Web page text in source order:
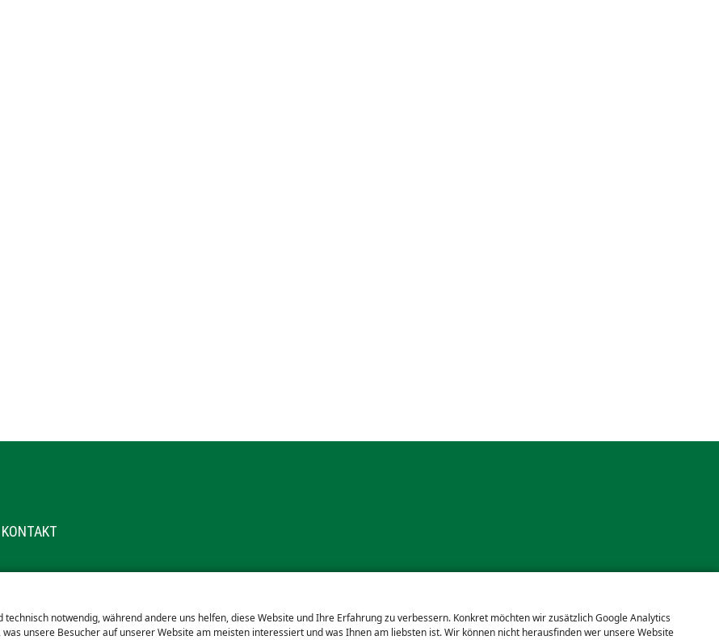
KONTAKT
notwendig, während andere uns helfen, diese Website und Ihre Erfahrung zu verbessern. Konkret möchten wir zusätzlich Google Analytics
unsere Besucher auf unserer Website am meisten interessiert und was Ihnen am liebsten ist. Wir können nicht herausfinden wer unsere Website